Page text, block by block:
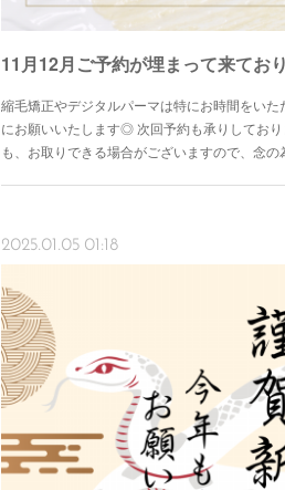
11月12月ご予約が埋まって来てお
縮毛矯正やデジタルパーマは特にお時間をい
にお願いいたします◎ 次回予約も承りしてお
も、お取りできる場合がございますので、念の
2025.01.05 01:18